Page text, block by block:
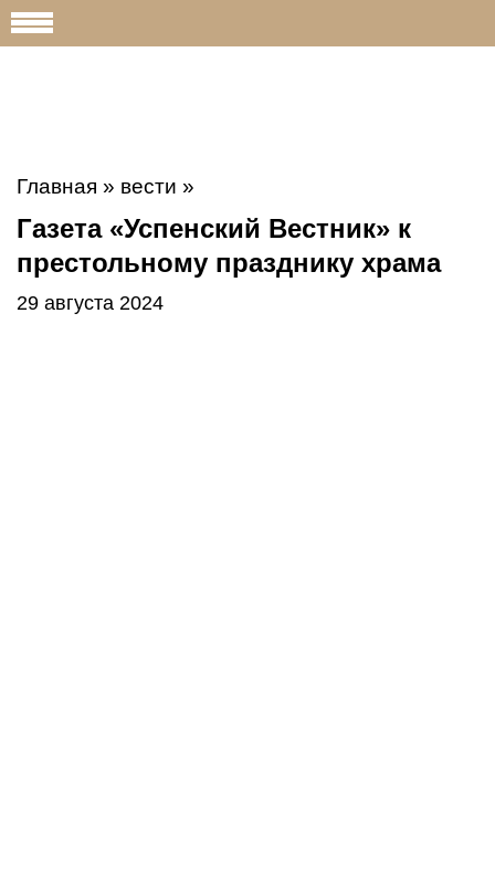
Главная » вести »
Газета «Успенский Вестник» к
престольному празднику храма
29 августа 2024